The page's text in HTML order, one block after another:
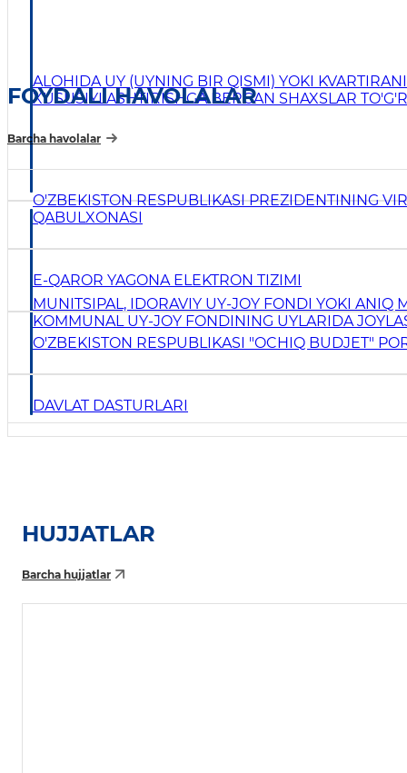
ALOHIDA UY (UYNING BIR QISMI) YOKI KVARTIRANI
XUSUSIYLASHTIRISHGA BERGAN SHAXSLAR
MUNITSIPAL, IDORAVIY UY-JOY FONDI YOKI ANIQ
KOMMUNAL UY-JOY FONDINING UYLARIDA
TURAR JOYLARINI FOYDALANISHGA BERISH
FOYDALI HAVOLALAR
Barcha havolalar
O'ZBEKISTON RESPUBLIKASI PREZIDENTINING
QABULXONASI
E-QAROR YAGONA ELEKTRON TIZIMI
O'ZBEKISTON RESPUBLIKASI "OCHIQ BUDJET"
DAVLAT DASTURLARI
HUJJATLAR
Barcha hujjatlar